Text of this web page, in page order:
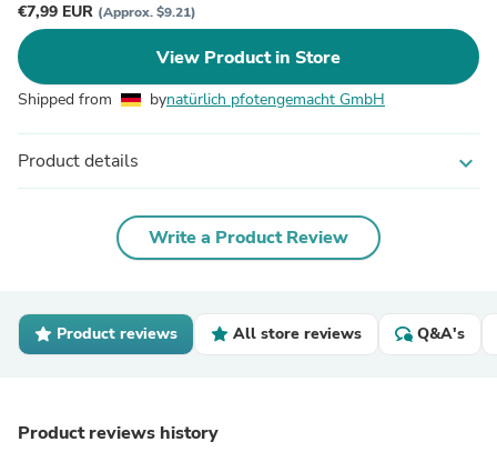
€7,99 EUR (Approx. $9.21)
View Product in Store
Shipped from bynatürlich pfotengemacht GmbH
Product details expand_more
Write a Product Review
Product reviews All store reviews Q&A's
Product reviews history